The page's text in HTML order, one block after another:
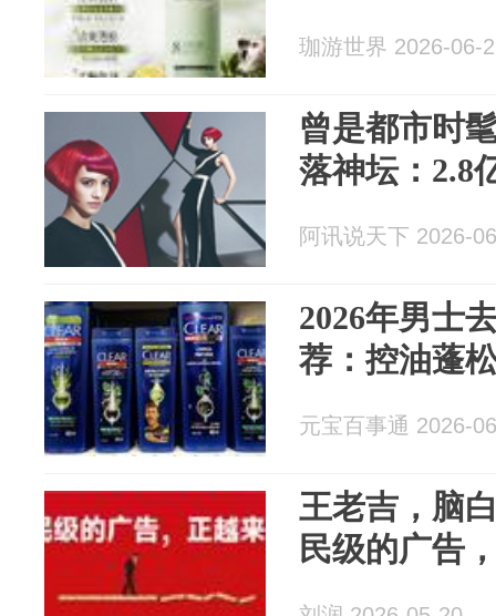
珈游世界 2026-06-
曾是都市时
落神坛：2.8
阿讯说天下 2026-
2026年男士
荐：控油蓬
元宝百事通 2026-
王老吉，脑
民级的广告